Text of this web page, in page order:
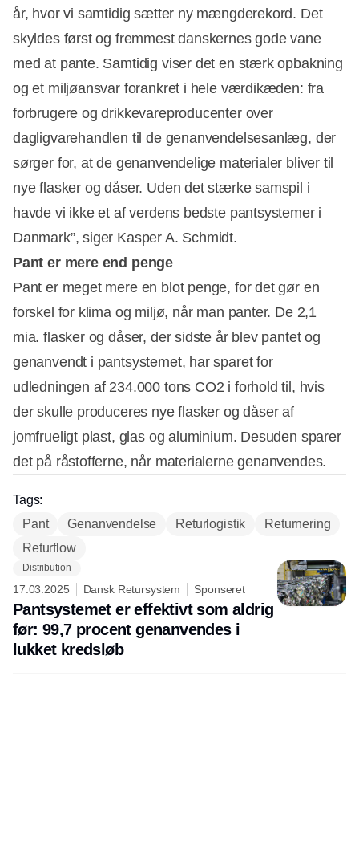
år, hvor vi samtidig sætter ny mængderekord. Det
skyldes først og fremmest danskernes gode vane
med at pante. Samtidig viser det en stærk opbakning
og et miljøansvar forankret i hele værdikæden: fra
forbrugere og drikkevareproducenter over
dagligvarehandlen til de genanvendelsesanlæg, der
sørger for, at de genanvendelige materialer bliver til
nye flasker og dåser. Uden det stærke samspil i
havde vi ikke et af verdens bedste pantsystemer i
Danmark”, siger Kasper A. Schmidt.
Pant er mere end penge
Pant er meget mere en blot penge, for det gør en
forskel for klima og miljø, når man panter. De 2,1
mia. flasker og dåser, der sidste år blev pantet og
genanvendt i pantsystemet, har sparet for
udledningen af 234.000 tons CO2 i forhold til, hvis
der skulle produceres nye flasker og dåser af
jomfrueligt plast, glas og aluminium. Desuden sparer
det på råstofferne, når materialerne genanvendes.
Tags:
Pant
Genanvendelse Returlogistik
Returnering
Returflow
Distribution
17.03.2025 Dansk Retursystem Sponseret
Pantsystemet er effektivt som aldrig
før: 99,7 procent genanvendes i
lukket kredsløb